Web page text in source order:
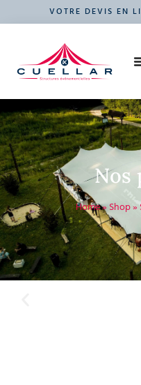
VOTRE DEVIS EN
Nos
Home»Shop»